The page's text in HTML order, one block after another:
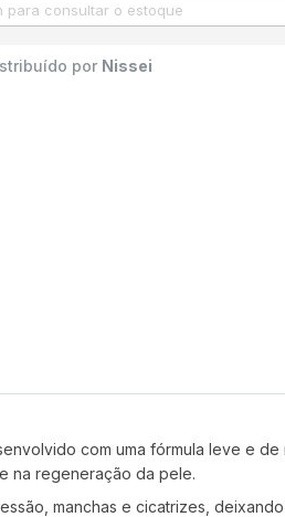
por Nissei
com uma fórmula leve e
na regeneração da pele.
manchas e cicatrizes,